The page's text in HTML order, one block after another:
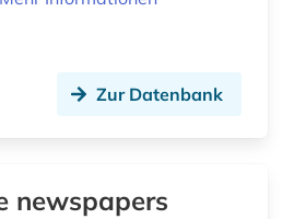
Zur Datenbank
newspapers